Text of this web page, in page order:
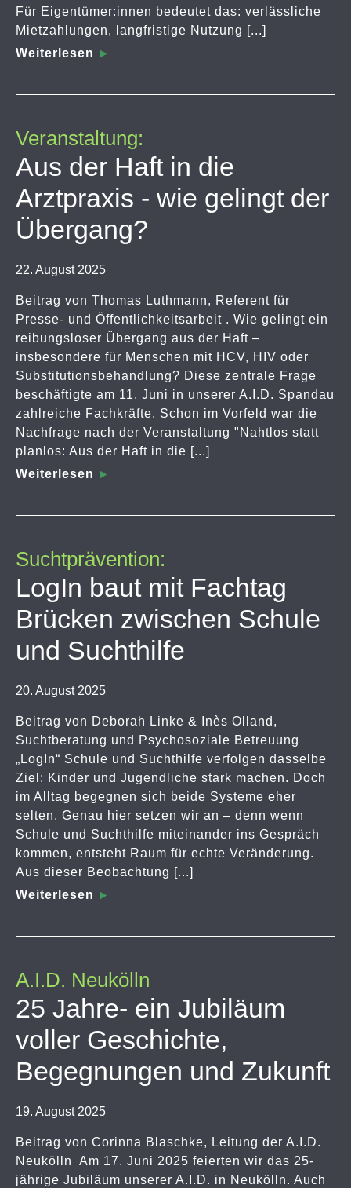
Für Eigentümer:innen bedeutet das: verlässliche
Mietzahlungen, langfristige Nutzung [...]
Weiterlesen
Veranstaltung:
Aus der Haft in die
Arztpraxis - wie gelingt der
Übergang?
22. August 2025
Beitrag von Thomas Luthmann, Referent für
Presse- und Öffentlichkeitsarbeit . Wie gelingt ein
reibungsloser Übergang aus der Haft –
insbesondere für Menschen mit HCV, HIV oder
Substitutionsbehandlung? Diese zentrale Frage
beschäftigte am 11. Juni in unserer A.I.D. Spandau
zahlreiche Fachkräfte. Schon im Vorfeld war die
Nachfrage nach der Veranstaltung "Nahtlos statt
planlos: Aus der Haft in die [...]
Weiterlesen
Suchtprävention:
LogIn baut mit Fachtag
Brücken zwischen Schule
und Suchthilfe
20. August 2025
Beitrag von Deborah Linke & Inès Olland,
Suchtberatung und Psychosoziale Betreuung
„LogIn“ Schule und Suchthilfe verfolgen dasselbe
Ziel: Kinder und Jugendliche stark machen. Doch
im Alltag begegnen sich beide Systeme eher
selten. Genau hier setzen wir an – denn wenn
Schule und Suchthilfe miteinander ins Gespräch
kommen, entsteht Raum für echte Veränderung.
Aus dieser Beobachtung [...]
Weiterlesen
A.I.D. Neukölln
25 Jahre- ein Jubiläum
voller Geschichte,
Begegnungen und Zukunft
19. August 2025
Beitrag von Corinna Blaschke, Leitung der A.I.D.
Neukölln Am 17. Juni 2025 feierten wir das 25-
jährige Jubiläum unserer A.I.D. in Neukölln. Auch